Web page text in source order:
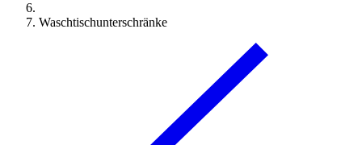
Waschtischunterschränke